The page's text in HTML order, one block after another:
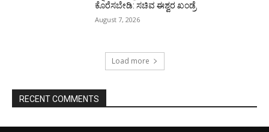
ಕೊರೆಸಬೇಡಿ: ಸಚಿವ ಈಶ್ವರ ಖಂಡ್ರೆ
August 7, 2026
Load more
RECENT COMMENTS